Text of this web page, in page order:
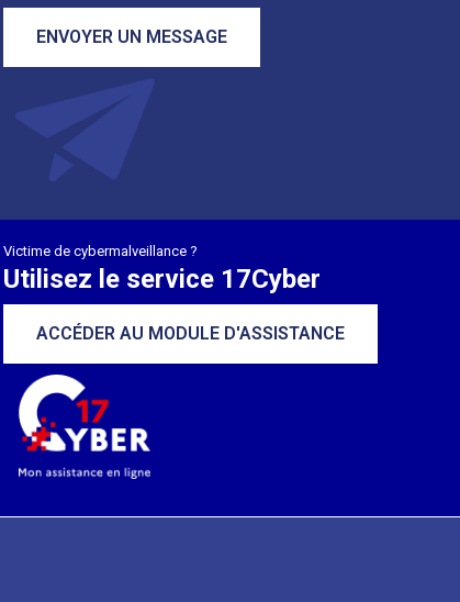
ENVOYER UN MESSAGE
Victime de cybermalveillance ?
Utilisez le service 17Cyber
ACCÉDER AU MODULE D'ASSISTANCE